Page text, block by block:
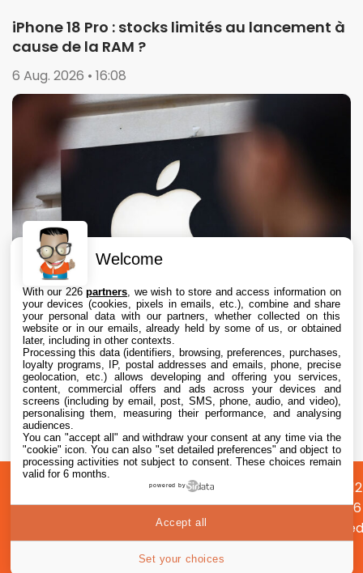
iPhone 18 Pro : stocks limités au lancement à
cause de la RAM ?
6 Aug. 2026 • 16:08
Apple échoue à obtenir de la RAM chinoise
moins chère
6 Aug. 2026 • 14:57
propos
Préférences
cookies
Confidentialité
©
2026
|
Welcome
With our 226partners , we wish to store and access information on
your devices (cookies, pixels in emails, etc.), combine and share
your personal data with our partners, whether collected on this
website or in our emails, already held by some of us, or obtained
later, including in other contexts.
Processing this data (identifiers, browsing, preferences, purchases,
loyalty programs, IP, postal addresses and emails, phone, precise
geolocation, etc.) allows developing and offering you services,
content, commercial offers and ads across your devices and
screens (including by email, post, SMS, phone, audio, and video),
personalising them, measuring their performance, and analysing
audiences.
You can "accept all" and withdraw your consent at any time via the
"cookie" icon. You can also "set detailed preferences" and object to
processing activities not subject to consent. These choices remain
valid for 6 months.
powered by
Set your choices
Accept all